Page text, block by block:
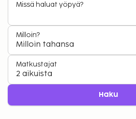
Missä haluat yöpyä?
Milloin?
Milloin tahansa
Matkustajat
2 aikuista
Haku